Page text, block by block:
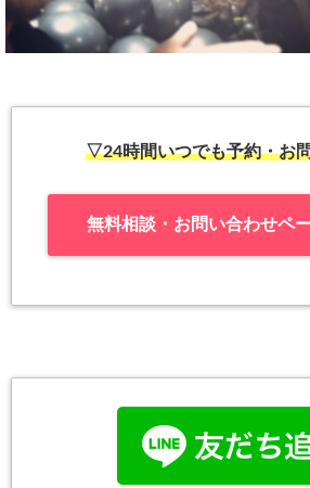
▽24時間いつでも予約・お
無料相談・お問い合わせペ